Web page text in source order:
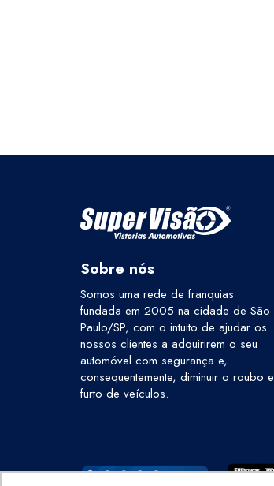
Sobre nós
Somos uma rede de franquias
fundada em 2005 na cidade de São
Paulo/SP, com o intuito de ajudar os
nossos clientes a adquirirem o seu
automóvel com segurança e,
consequentemente, diminuir o roubo e
furto de veículos.